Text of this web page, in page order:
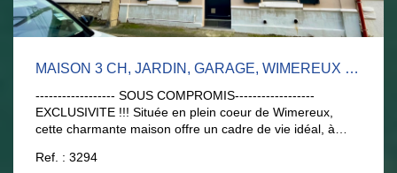
MAISON 3 CH, JARDIN, GARAGE, WIMEREUX CENTRE
------------------ SOUS COMPROMIS------------------
EXCLUSIVITE !!! Située en plein coeur de Wimereux,
cette charmante maison offre un cadre de vie idéal, à
se compose au rez-de-chaussée : - d'une entrée avec
Ref. : 3294